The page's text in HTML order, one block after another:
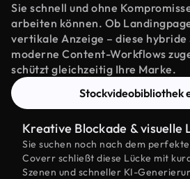
Sie schnell und ohne
arbeiten können. Ob
vertikale Anzeige – diese hybride
moderne Content-Workflows
schützt gleichzeitig Ihre Marke.
Stockvideobibliothek
Kreative Blockade & visuelle
Sie suchen noch nach dem
Coverr schließt diese Lücke mit
Szenen und schneller KI-